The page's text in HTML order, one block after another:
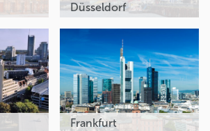
Düsseldorf
Frankfurt